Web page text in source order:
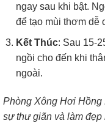
ngay sau khi bật.
để tạo mùi thơm dễ
Kết Thúc: Sau 15-
ngồi cho đến khi
ngoài.
Phòng Xông Hơi Hồng
sự thư giãn và làm